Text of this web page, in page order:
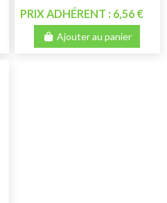
PRIX ADHÉRENT : 6,56 €
Ajouter au panier